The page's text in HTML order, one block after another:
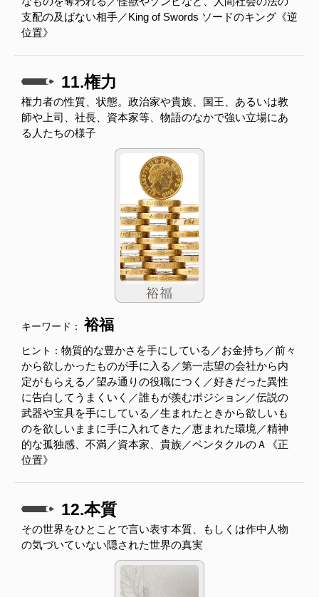
支配の及ばない相手／King of Swords ソードのキング《逆
位置》
11.権力
権力者の性質、状態。政治家や貴族、国王、あるいは教
師や上司、社長、資本家等、物語のなかで強い立場にあ
る人たちの様子
キーワード：裕福
ヒント： 物質的な豊かさを手にしている／お金持ち／前々
から欲しかったものが手に入る／第一志望の会社から内
定がもらえる／望み通りの役職につく／好きだった異性
に告白してうまくいく／誰もが羨むポジション／伝説の
武器や宝具を手にしている／生まれたときから欲しいも
のを欲しいままに手に入れてきた／恵まれた環境／精神
的な孤独感、不満／資本家、貴族／ペンタクルのＡ《正
位置》
12.本質
その世界をひとことで言い表す本質、もしくは作中人物
の気づいていない隠された世界の真実